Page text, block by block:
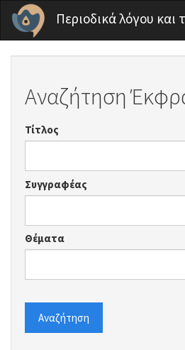
Παράκαμψη προς το κυρίως περιεχόμενο
Περιοδικά λόγου και
Αναζήτηση
Τίτλος
Συγγραφέας
Θέματα
Αναζήτηση